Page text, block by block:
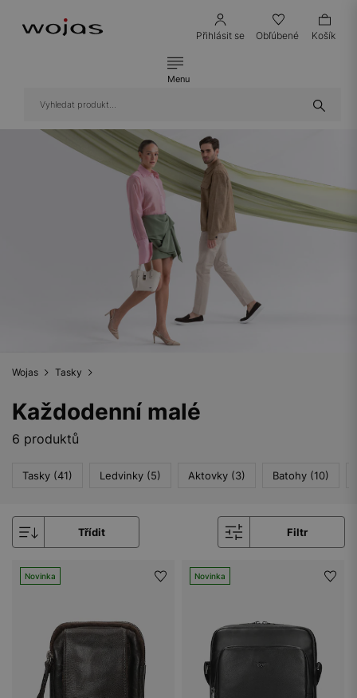
Přihlásit se Obľúbené Košík
Menu
Wojas Tasky
Každodenní malé
6 produktů
Tasky (41) Ledvinky (5) Aktovky (3) Batohy (10)
Třídit Filtr
Novinka Novinka